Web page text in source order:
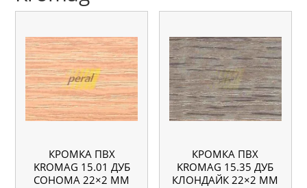
КРОМКА ПВХ
KROMAG 15.01 ДУБ
СОНОМА 22×2 ММ
КРОМКА ПВХ
KROMAG 15.35 ДУБ
КЛОНДАЙК 22×2 ММ